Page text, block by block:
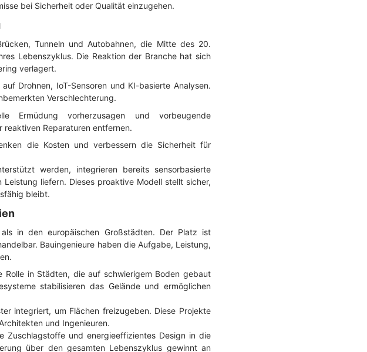
bei Sicherheit oder Qualität einzugehen.
Tunneln und Autobahnen, die Mitte des 20.
Lebenszyklus. Die Reaktion der Branche hat sich
verlagert.
Drohnen, IoT-Sensoren und KI-basierte Analysen.
Verschlechterung.
Ermüdung vorherzusagen und vorbeugende
reaktiven Reparaturen entfernen.
die Kosten und verbessern die Sicherheit für
werden, integrieren bereits sensorbasierte
liefern. Dieses proaktive Modell stellt sicher,
bleibt.
in den europäischen Großstädten. Der Platz ist
Bauingenieure haben die Aufgabe, Leistung,
Rolle in Städten, die auf schwierigem Boden gebaut
stabilisieren das Gelände und ermöglichen
integriert, um Flächen freizugeben. Diese Projekte
und Ingenieuren.
Zuschlagstoffe und energieeffizientes Design in die
über den gesamten Lebenszyklus gewinnt an